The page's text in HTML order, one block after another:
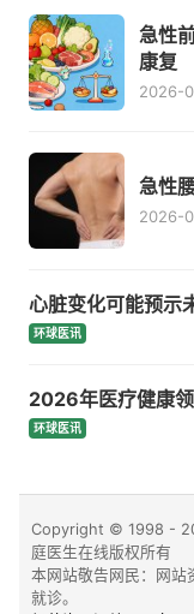
急性
康复
2026-
急性
2026-
心脏变化可能预示
环球医讯
2026年医疗健康
环球医讯
Copyright © 1998 -
庭医生在线版权所有
本网站敬告网民：网站
就诊。